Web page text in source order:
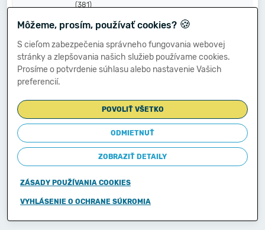
(381)
2.
náklady
budúcich období
(382)
112 0,00
Príjmy budúcich
období (385)
113
Vzťahy k účtom
klientov
Štátnej
pokladnice
skupina 20)
Môžeme, prosím, používať cookies? 🍪
S cieľom zabezpečenia správneho fungovania webovej
stránky a zlepšovania našich služieb používame cookies.
Prosíme o potvrdenie súhlasu alebo nastavenie Vašich
preferencií.
POVOLIŤ VŠETKO
ODMIETNUŤ
ZOBRAZIŤ DETAILY
ZÁSADY POUŽÍVANIA COOKIES
VYHLÁSENIE O OCHRANE SÚKROMIA